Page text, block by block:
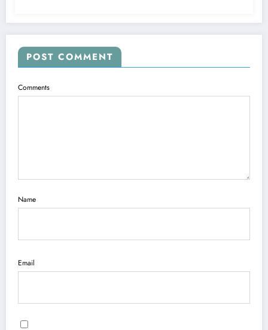
POST COMMENT
Comments
Name
Email